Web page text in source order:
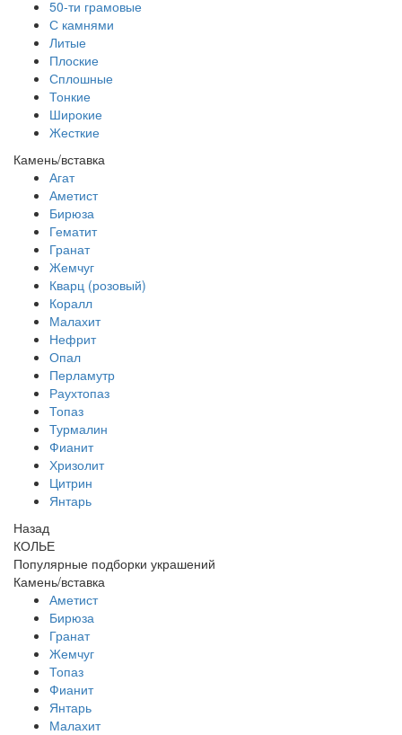
50-ти грамовые
С камнями
Литые
Плоские
Сплошные
Тонкие
Широкие
Жесткие
Камень/вставка
Агат
Аметист
Бирюза
Гематит
Гранат
Жемчуг
Кварц (розовый)
Коралл
Малахит
Нефрит
Опал
Перламутр
Раухтопаз
Топаз
Турмалин
Фианит
Хризолит
Цитрин
Янтарь
Назад
КОЛЬЕ
Популярные подборки украшений
Камень/вставка
Аметист
Бирюза
Гранат
Жемчуг
Топаз
Фианит
Янтарь
Малахит